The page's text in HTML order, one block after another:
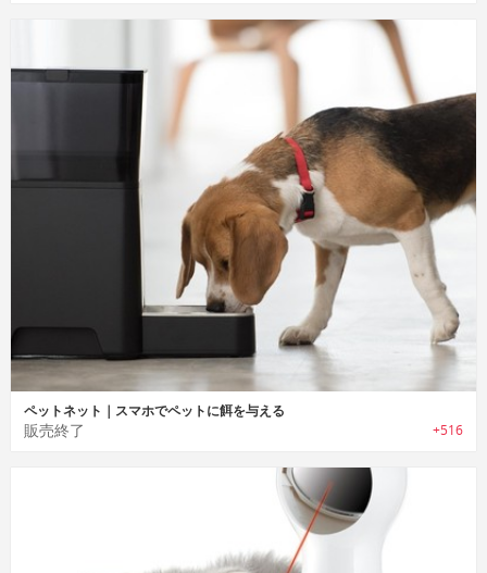
ペットネット｜スマホでペットに餌を与える
販売終了 +516